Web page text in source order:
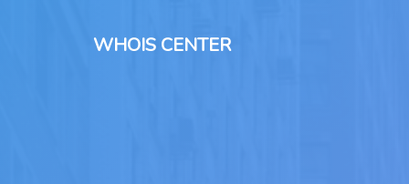
WHOIS CENTER